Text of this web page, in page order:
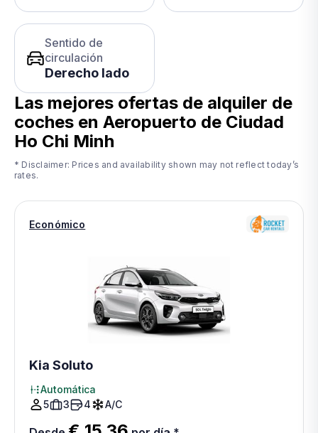
Sentido de
circulación
Derecho lado
Las mejores ofertas de alquiler de
coches en Aeropuerto de Ciudad
Ho Chi Minh
* Disclaimer: Prices and availability shown may not reflect today’s
rates.
Económico
Kia Soluto
Automática
5
3 4 A/C